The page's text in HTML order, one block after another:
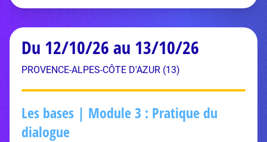
Du 12/10/26 au 13/10/26
PROVENCE-ALPES-CÔTE D'AZUR (13)
Les bases | Module 3 : Pratique du
dialogue